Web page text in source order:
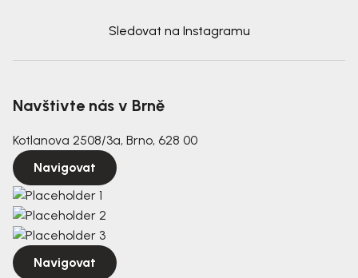
Sledovat na Instagramu
Navštivte nás v Brně
Kotlanova 2508/3a, Brno, 628 00
Navigovat
Navigovat